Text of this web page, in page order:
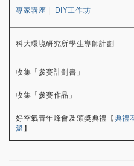
專家講座 | DIY工作坊
科大環境研究所學生導師計劃
收集「參賽計劃書」
收集「參賽作品」
好空氣青年峰會及頒獎典禮【典禮
溫 】